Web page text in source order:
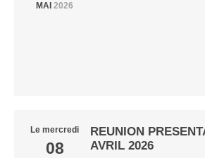
MAI 2026
Le mercredi
08
REUNION
AVRIL 2026